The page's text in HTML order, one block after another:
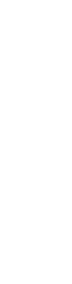
М. И. Глинки
М. И.
за